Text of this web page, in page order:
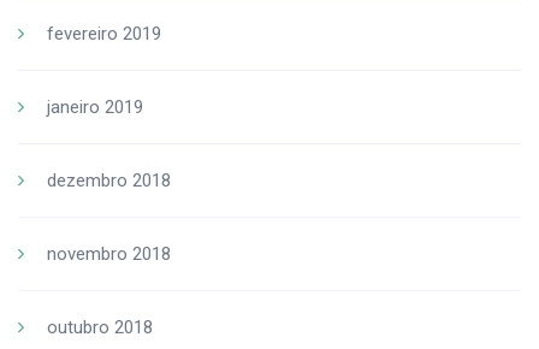
fevereiro 2019
janeiro 2019
dezembro 2018
novembro 2018
outubro 2018